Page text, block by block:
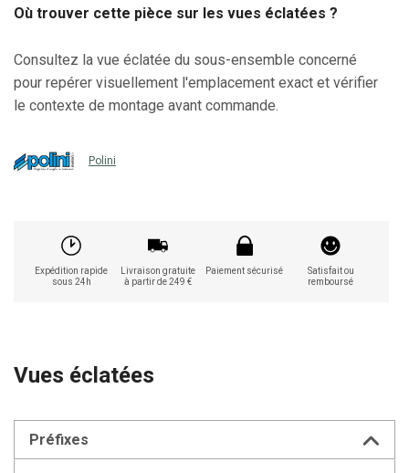
Où trouver cette pièce sur les vues éclatées ?
Consultez la vue éclatée du sous-ensemble concerné
pour repérer visuellement l'emplacement exact et vérifier
le contexte de montage avant commande.
Polini
Expédition rapide
sous 24h
Livraison gratuite
à partir de 249 €
Paiement sécurisé
Satisfait ou
remboursé
Vues éclatées
Préfixes